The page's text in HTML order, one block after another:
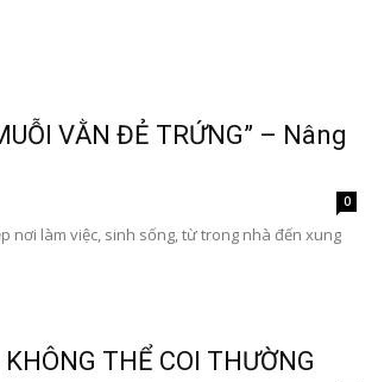
VẰN ĐẺ TRỨNG” – Nâng
0
nơi làm việc, sinh sống, từ trong nhà đến xung
THỂ COI THƯỜNG